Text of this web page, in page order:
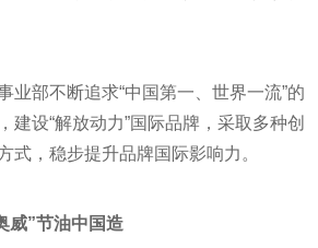
业部不断追求“中国第一、世界一流”的
建设“解放动力”国际品牌，采取多种创
式，稳步提升品牌国际影响力。
威”节油中国造